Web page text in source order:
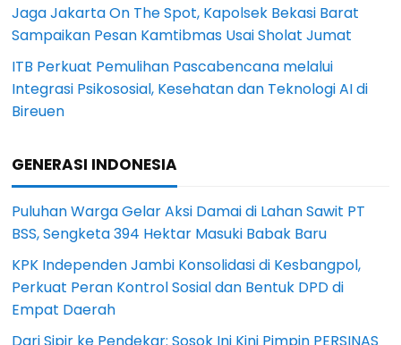
Jaga Jakarta On The Spot, Kapolsek Bekasi Barat
Sampaikan Pesan Kamtibmas Usai Sholat Jumat
ITB Perkuat Pemulihan Pascabencana melalui
Integrasi Psikososial, Kesehatan dan Teknologi AI di
Bireuen
GENERASI INDONESIA
Puluhan Warga Gelar Aksi Damai di Lahan Sawit PT
BSS, Sengketa 394 Hektar Masuki Babak Baru
KPK Independen Jambi Konsolidasi di Kesbangpol,
Perkuat Peran Kontrol Sosial dan Bentuk DPD di
Empat Daerah